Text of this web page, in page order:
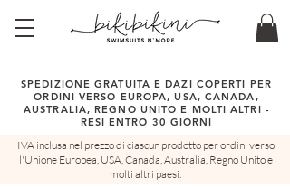
SPEDIZIONE GRATUITA E DAZI COPERTI PER
ORDINI VERSO EUROPA, USA, CANADA,
AUSTRALIA, REGNO UNITO E MOLTI ALTRI -
RESI ENTRO 30 GIORNI
IVA inclusa nel prezzo di ciascun prodotto per ordini verso
l'Unione Europea, USA, Canada, Australia, Regno Unito e
molti altri paesi.